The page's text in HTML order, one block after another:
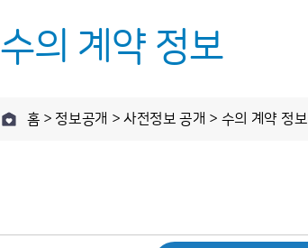
주요 업무 정보 공개
수의 계약 정보
홈 > 정보공개 > 사전정보 공개 > 수의 계약 정보